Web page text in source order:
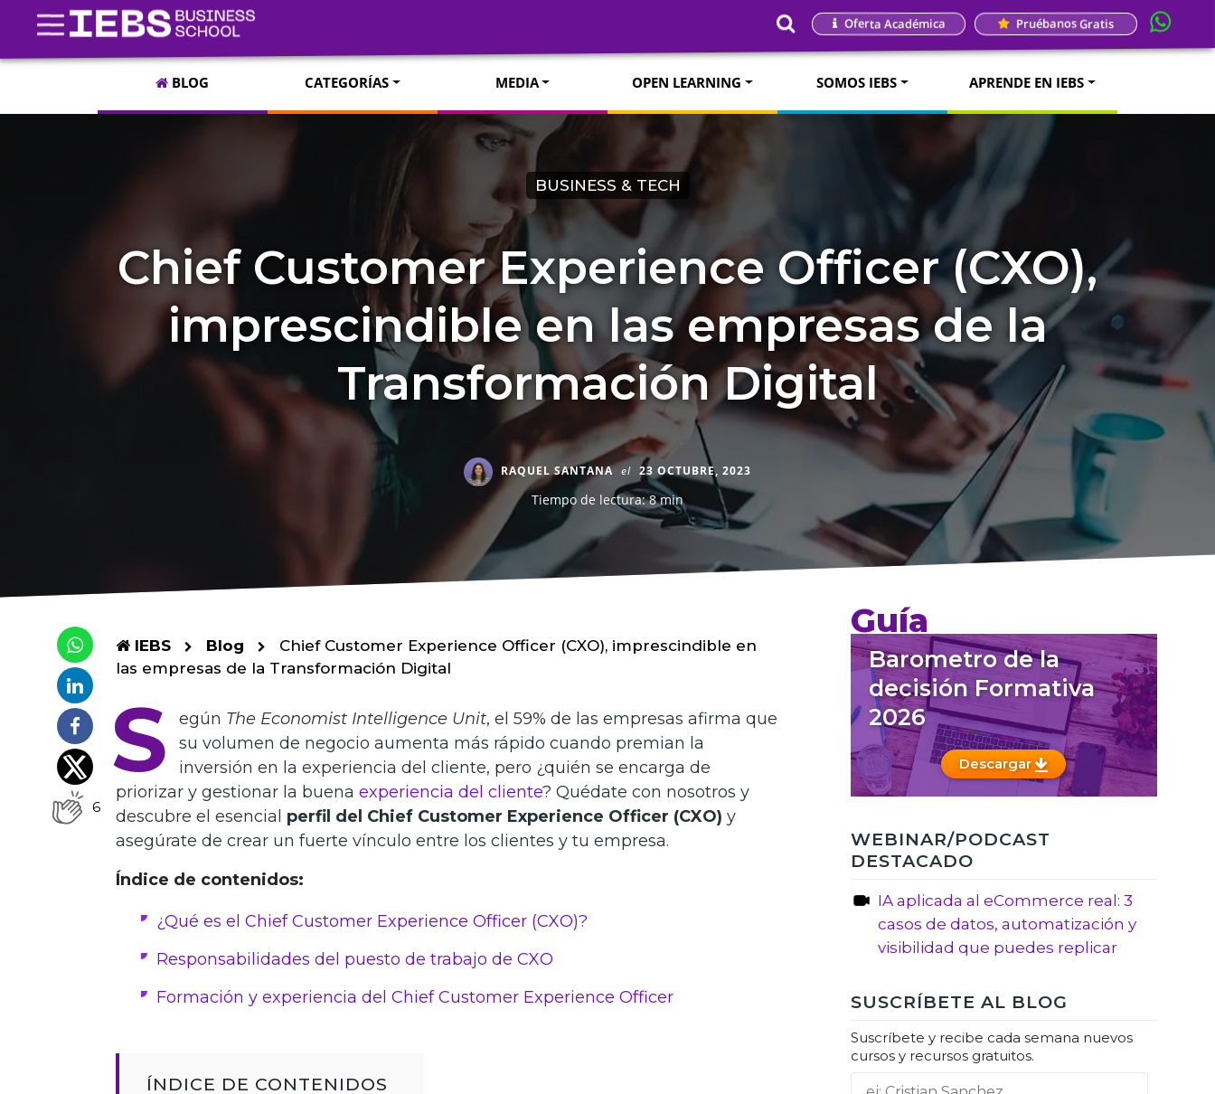
Oferta Académica Pruébanos Gratis
BLOG CATEGORÍAS MEDIA OPEN LEARNING SOMOS IEBS APRENDE EN IEBS
BUSINESS & TECH
Chief Customer Experience Officer (CXO),
imprescindible en las empresas de la
Transformación Digital
RAQUEL SANTANA el 23 OCTUBRE, 2023
Tiempo de lectura: 8 min
6
IEBS Blog
Chief Customer Experience Officer (CXO), imprescindible en
las empresas de la Transformación Digital
S egún The Economist Intelligence Unit, el 59% de las empresas afirma que
su volumen de negocio aumenta más rápido cuando premian la
inversión en la experiencia del cliente, pero ¿quién se encarga de
priorizar y gestionar la buena experiencia del cliente? Quédate con nosotros y
descubre el esencial perfil del Chief Customer Experience Officer (CXO) y
asegúrate de crear un fuerte vínculo entre los clientes y tu empresa.
Índice de contenidos:
¿Qué es el Chief Customer Experience Officer (CXO)?
Responsabilidades del puesto de trabajo de CXO
Formación y experiencia del Chief Customer Experience Officer
ÍNDICE DE CONTENIDOS
Guía
Barometro de la
decisión Formativa
2026
Descargar
WEBINAR/PODCAST
DESTACADO
IA aplicada al eCommerce real: 3
casos de datos, automatización y
visibilidad que puedes replicar
SUSCRÍBETE AL BLOG
Suscríbete y recibe cada semana nuevos
cursos y recursos gratuitos.